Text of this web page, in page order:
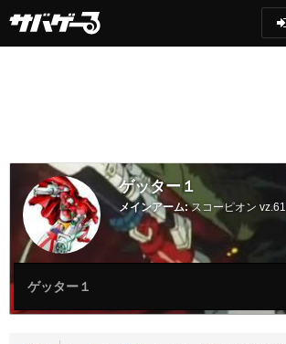
ゲッター１
メインアーム: スコーピオン vz.61
ゲッター１